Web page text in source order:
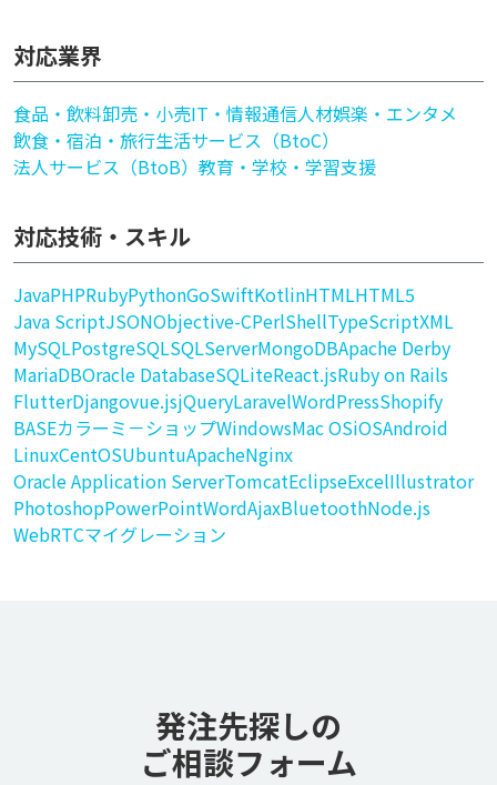
対応業界
食品・飲料卸売・小売IT・情報通信人材娯楽・エンタメ
飲食・宿泊・旅行生活サービス（BtoC）
法人サービス（BtoB） 教育・学校・学習支援
対応技術・スキル
JavaPHPRubyPythonGoSwiftKotlinHTMLHTML5
Java ScriptJSONObjective-CPerlShellTypeScriptXML
MySQLPostgreSQLSQLServerMongoDBApache Derby
MariaDBOracle DatabaseSQLiteReact.jsRuby on Rails
FlutterDjangovue.jsjQueryLaravelWordPressShopify
BASEカラーミ－ショップWindowsMac OSiOSAndroid
LinuxCentOSUbuntuApacheNginx
Oracle Application ServerTomcatEclipseExcelIllustrator
PhotoshopPowerPointWordAjaxBluetoothNode.js
WebRTCマイグレーション
発注先探しの
ご相談フォーム